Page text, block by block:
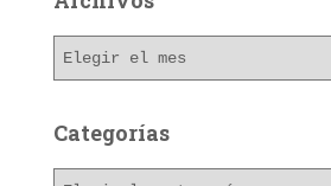
h
Categorías